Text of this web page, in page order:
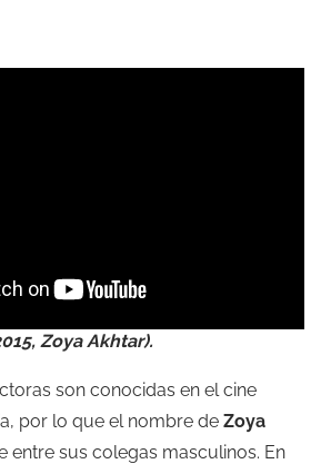
Zoya Akhtar).
son conocidas en el cine
por lo que el nombre de Zoya
entre sus colegas masculinos. En